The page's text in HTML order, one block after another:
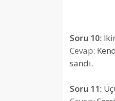
Soru 10:
Cevap:
sandı.
Soru 11: